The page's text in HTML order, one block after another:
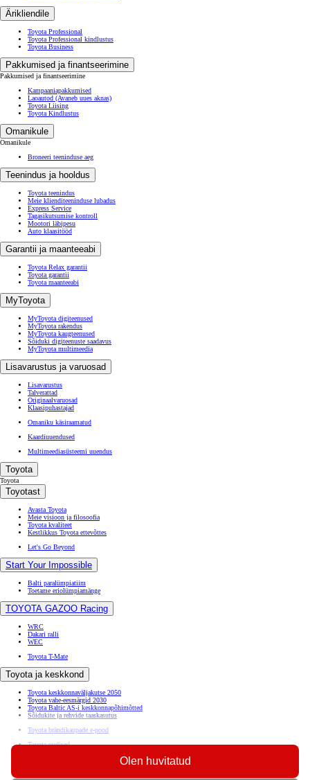
Olen huvitatud
Ärikliendile
Toyota Professional
Toyota Professional kindlustus
Toyota Business
Pakkumised ja finantseerimine
Pakkumised ja finantseerimine
Kampaaniapakkumised
Laoautod (Avaneb uues aknas)
Toyota Liising
Toyota Kindlustus
Omanikule
Omanikule
Broneeri teeninduse aeg
Teenindus ja hooldus
Toyota teenindus
Meie klienditeeninduse lubadus
Express Service
Tagasikutsumise kontroll
Mootori läbipesu
Auto klaasitööd
Garantii ja maanteeabi
Toyota Relax garantii
Toyota garantii
Toyota maanteeabi
MyToyota
MyToyota digiteenused
MyToyota rakendus
MyToyota kaugteenused
Sõiduki digiteenuste saadavus
MyToyota multimeedia
Lisavarustus ja varuosad
Lisavarustus
Talverattad
Originaalvaruosad
Klaasipuhastajad
Omaniku käsiraamatud
Kaardiuuendused
Multimeediasüsteemi uuendus
Toyota
Toyota
Toyotast
Avasta Toyota
Meie visioon ja filosoofia
Toyota kvaliteet
Kestlikkus Toyota ettevõttes
Let's Go Beyond
Start Your Impossible
Balti paralümpiatiim
Toetame eriolümpiamänge
TOYOTA GAZOO Racing
WRC
Dakari ralli
WEC
Toyota T-Mate
Toyota ja keskkond
Toyota keskkonnaväljakutse 2050
Toyota vahe-eesmärgid 2030
Toyota Baltic AS-i keskkonnapõhimõtted
Sõidukite ja rehvide taaskasutus
Toyota brändikaupade e-pood
Toyota uudised